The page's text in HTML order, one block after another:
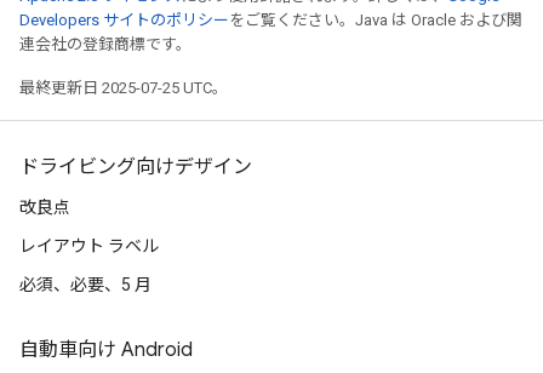
Developers サイトのポリシー をご覧ください。Java は Oracle および関
連会社の登録商標です。
最終更新日 2025-07-25 UTC。
ドライビング向けデザイン
改良点
レイアウト ラベル
必須、必要、5 月
自動車向け Android